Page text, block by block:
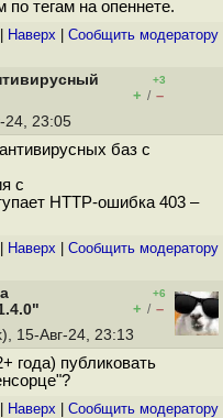
по тегам на опеннете.
Наверх Cообщить модератору
+3
+ / –
24, 23:05
баз с
с
HTTP-ошибка 403 –
Наверх Cообщить модератору
+6
+ / –
15-Авг-24, 23:13
года) публиковать
Наверх Cообщить модератору